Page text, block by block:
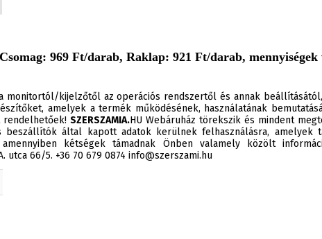
969 Ft/darab, Raklap: 921 Ft/darab, mennyiségek
monitortól/kijelzőtől az operációs rendszertől és annak
amelyek a termék működésének, használatának
SZERSZAMIA.HU Webáruház törekszik és mindent
által kapott adatok kerülnek felhasználásra, amelyek
kétségek támadnak Önben valamely közölt
utca 66/5. +36 70 679 0874 info@szerszami.hu